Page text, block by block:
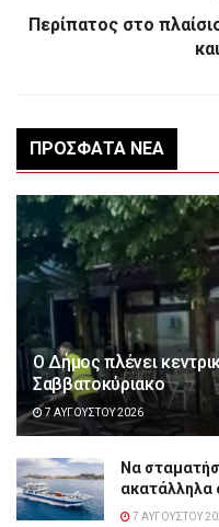
Περίπατος στο
ΠΡΌΣΦΑΤΑ ΝΈΑ
Ο Δήμος πλένει
Σαββατοκύριακο
7 ΑΥΓΟΎΣΤΟΥ 2026
Να
ακατάλληλα
7 ΑΥΓΟΎΣΤΟΥ